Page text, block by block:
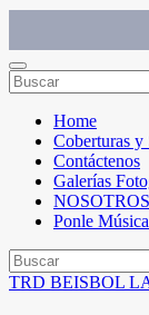
Home
Coberturas y
Contáctenos
Galerías
NOSOTROS
Ponle
TRD BEISBOL